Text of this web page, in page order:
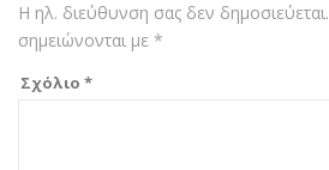
Η ηλ. διεύθυνση σας δεν δημοσιεύεται.
σημειώνονται με *
Σχόλιο *